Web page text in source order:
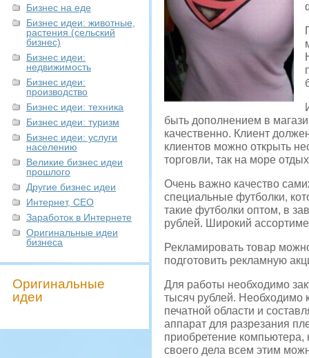
Бизнес на еде
Бизнес идеи: животные,
растения (сельский
бизнес)
Бизнес идеи:
недвижимость
Бизнес идеи:
производство
Бизнес идеи: техника
Бизнес идеи: туризм
Бизнес идеи: услуги
населению
Великие бизнес идеи
прошлого
Другие бизнес идеи
Интернет, СЕО
Заработок в Интернете
Оригинальные идеи
бизнеса
Оригинальные
идеи
быть дополнением в
качественно. Клиент
клиентов можно открыть
торговли, так на море
Очень важно качество
специальные футболки,
такие футболки оптом, в
рублей. Широкий
Рекламировать товар
подготовить рекламную
Для работы необходимо
тысяч рублей. Необходимо
печатной области и
аппарат для разрезания
приобретение компьютера,
своего дела всем этим